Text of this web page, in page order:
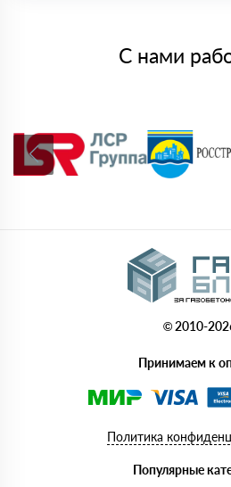
С нами
© 2010-
Принимаем к
Политика
Популярные